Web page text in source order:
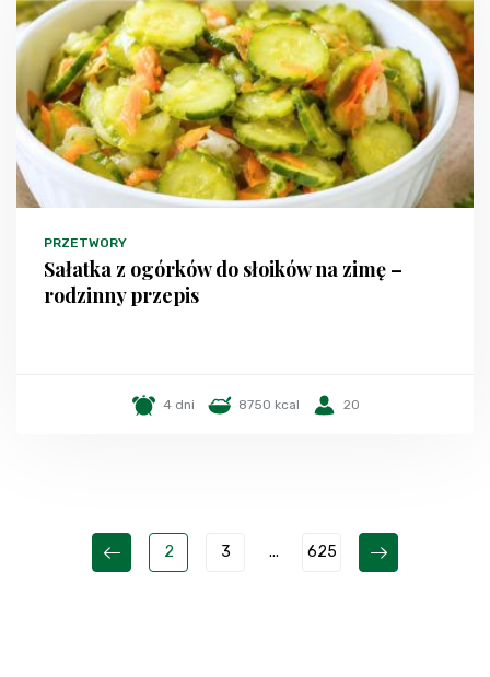
PRZETWORY
Sałatka z ogórków do słoików na zimę –
rodzinny przepis
4 dni 8750 kcal 20
2 3 ... 625